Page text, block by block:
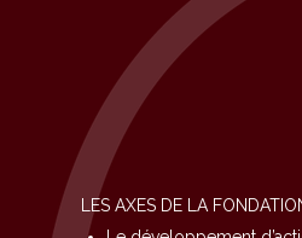
LES AXES DE LA